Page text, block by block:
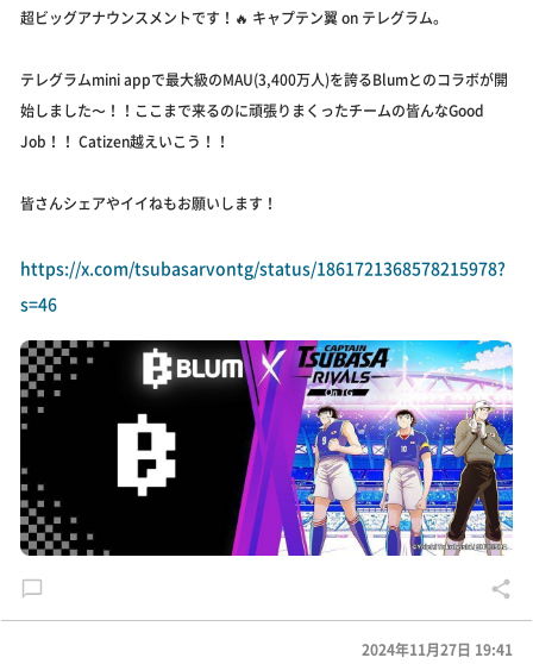
超ビッグアナウンスメントです！🔥 キャプテン翼 on テレグラム。
テレグラムmini appで最大級のMAU(3,400万人)を誇るBlumとのコラボが開
始しました〜！！ここまで来るのに頑張りまくったチームの皆んなGood
Job！！ Catizen越えいこう！！
皆さんシェアやイイねもお願いします！
https://x.com/tsubasarvontg/status/1861721368578215978?
s=46
2024年11月27日 19:41